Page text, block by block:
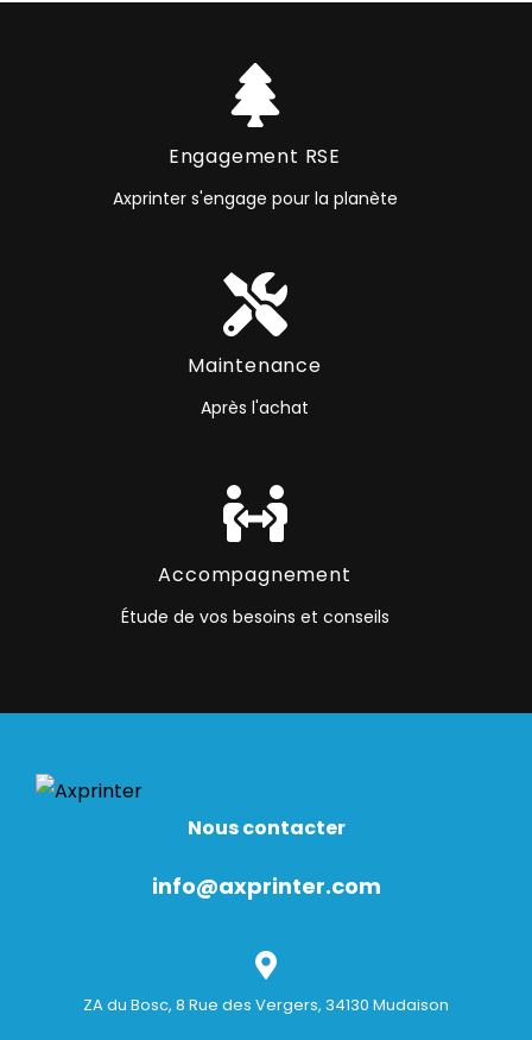
Engagement RSE
Axprinter s'engage pour la planète
Maintenance
Après l'achat
Accompagnement
Étude de vos besoins et conseils
Nous contacter
info@axprinter.com
ZA du Bosc, 8 Rue des Vergers, 34130 Mudaison